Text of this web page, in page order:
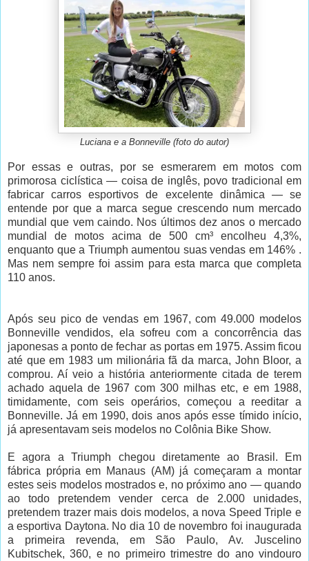
Luciana e a Bonneville (foto do autor)
Por essas e outras, por se esmerarem em motos com
primorosa ciclística — coisa de inglês, povo tradicional em
fabricar carros esportivos de excelente dinâmica — se
entende por que a marca segue crescendo num mercado
mundial que vem caindo. Nos últimos dez anos o mercado
mundial de motos acima de 500 cm³ encolheu 4,3%,
enquanto que a Triumph aumentou suas vendas em 146% .
Mas nem sempre foi assim para esta marca que completa
110 anos.
Após seu pico de vendas em 1967, com 49.000 modelos
Bonneville vendidos, ela sofreu com a concorrência das
japonesas a ponto de fechar as portas em 1975. Assim ficou
até que em 1983 um milionária fã da marca, John Bloor, a
comprou. Aí veio a história anteriormente citada de terem
achado aquela de 1967 com 300 milhas etc, e em 1988,
timidamente, com seis operários, começou a reeditar a
Bonneville. Já em 1990, dois anos após esse tímido início,
já apresentavam seis modelos no Colônia Bike Show.
E agora a Triumph chegou diretamente ao Brasil. Em
fábrica própria em Manaus (AM) já começaram a montar
estes seis modelos mostrados e, no próximo ano — quando
ao todo pretendem vender cerca de 2.000 unidades,
pretendem trazer mais dois modelos, a nova Speed Triple e
a esportiva Daytona. No dia 10 de novembro foi inaugurada
a primeira revenda, em São Paulo, Av. Juscelino
Kubitschek, 360, e no primeiro trimestre do ano vindouro